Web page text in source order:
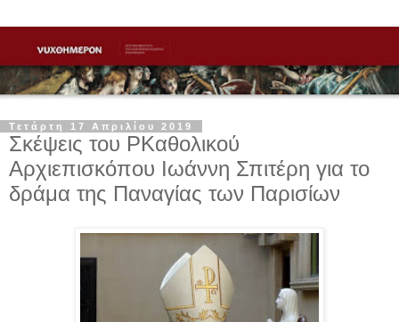
Τετάρτη 17 Απριλίου 2019
Σκέψεις του ΡΚαθολικού
Αρχιεπισκόπου Ιωάννη Σπιτέρη για το
δράμα της Παναγίας των Παρισίων